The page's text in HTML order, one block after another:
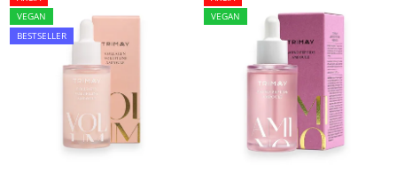
VEGAN
BESTSELLER
VEGAN